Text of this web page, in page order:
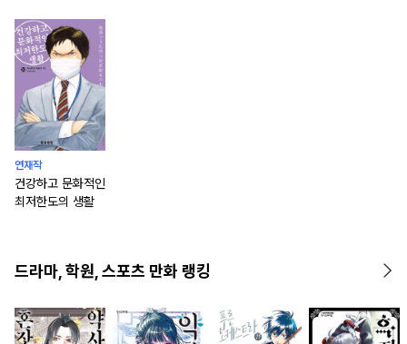
연재작
건강하고 문화적인
최저한도의 생활
드라마, 학원, 스포츠 만화 랭킹